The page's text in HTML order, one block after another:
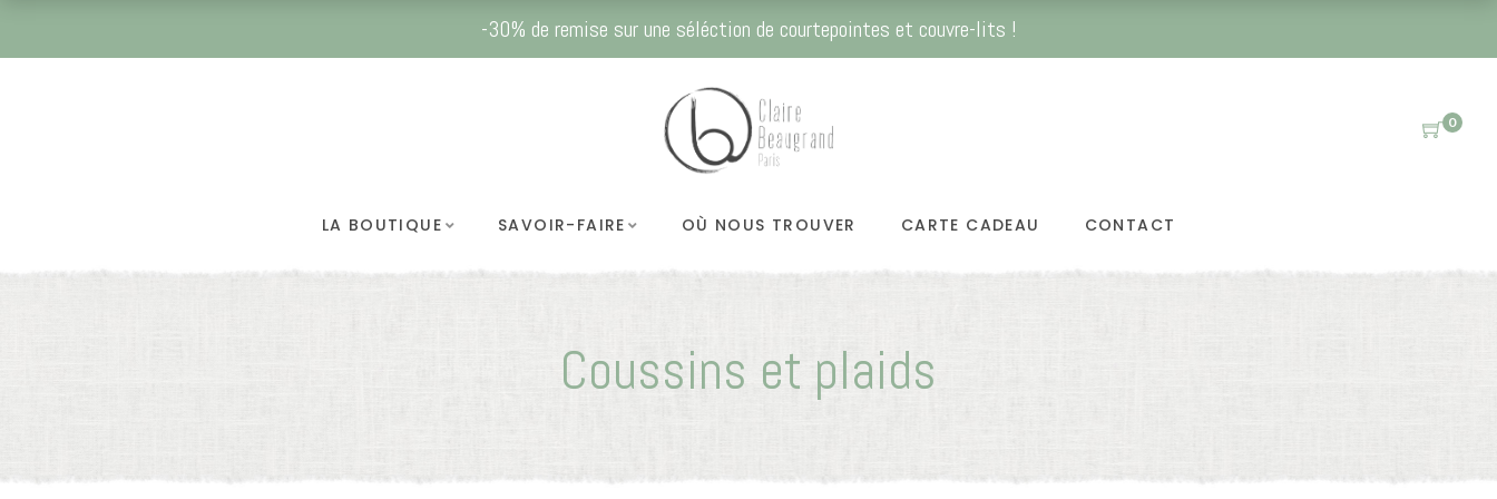
-30% de remise sur une séléction de courtepointes et couvre-lits !
0
LA BOUTIQUE SAVOIR-FAIRE OÙ NOUS TROUVER CARTE CADEAU CONTACT
Coussins et plaids